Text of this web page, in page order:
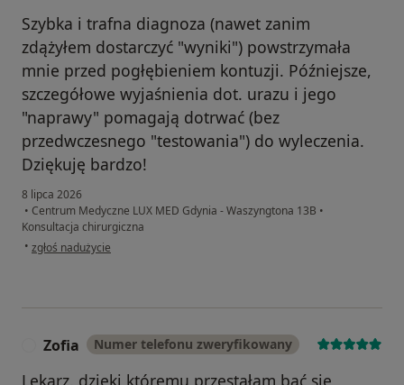
Szybka i trafna diagnoza (nawet zanim
zdążyłem dostarczyć "wyniki") powstrzymała
mnie przed pogłębieniem kontuzji. Późniejsze,
szczegółowe wyjaśnienia dot. urazu i jego
"naprawy" pomagają dotrwać (bez
przedwczesnego "testowania") do wyleczenia.
Dziękuję bardzo!
8 lipca 2026
• Centrum Medyczne LUX MED Gdynia - Waszyngtona 13B •
Konsultacja chirurgiczna
• w opinii użytkownika Maciej
zgłoś nadużycie
Zofia Numer telefonu zweryfikowany